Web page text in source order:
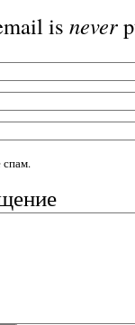
is never